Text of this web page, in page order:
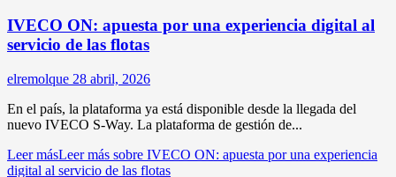
IVECO ON: apuesta por una experiencia digital al
servicio de las flotas
elremolque 28 abril, 2026
En el país, la plataforma ya está disponible desde la llegada del
nuevo IVECO S-Way. La plataforma de gestión de...
Leer másLeer más sobre IVECO ON: apuesta por una experiencia
digital al servicio de las flotas